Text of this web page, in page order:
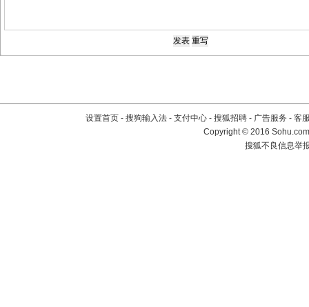
设置首页 - 搜狗输入法 - 支付中心 - 搜狐招聘 - 广告服务 - 客
Copyright©2016
搜狐不良信息举